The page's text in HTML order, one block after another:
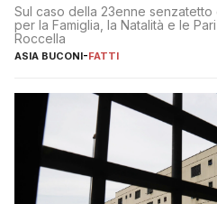
Sul caso della 23enne
per la Famiglia, la Natalità e le
Roccella
ASIA BUCONI-FATTI